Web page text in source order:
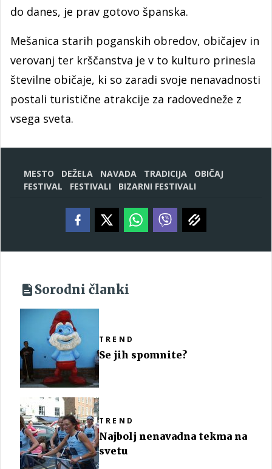
do danes, je prav gotovo španska.
Mešanica starih poganskih obredov, običajev in
verovanj ter krščanstva je v to kulturo prinesla
številne običaje, ki so zaradi svoje nenavadnosti
postali turistične atrakcije za radovedneže z
vsega sveta.
MESTO DEŽELA NAVADA TRADICIJA
OBIČAJ
FESTIVAL
FESTIVALI BIZARNI FESTIVALI
Sorodni članki
TREND
Se jih spomnite?
TREND
Najbolj nenavadna tekma na
svetu